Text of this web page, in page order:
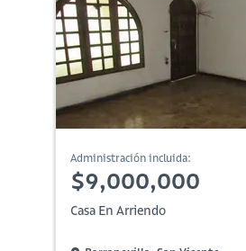
Administración incluida:
$9,000,000
Casa En Arriendo